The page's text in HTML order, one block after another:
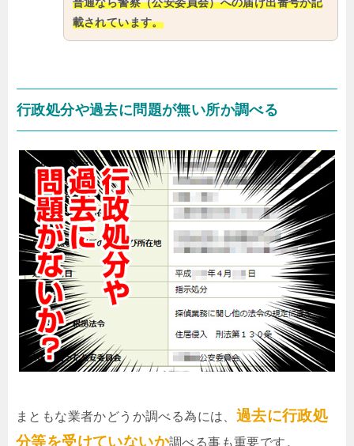
載されています。
行政処分や過去に問題が無い所か調べる
まともな業者かどうか調べる為には、 過去に行政処
分等を受けていないか調べる事も重要です。